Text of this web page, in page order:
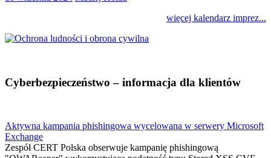
więcej kalendarz imprez...
Cyberbezpieczeństwo – informacja dla klientów
Aktywna kampania phishingowa wycelowana w serwery Microsoft
Exchange
Zespół CERT Polska obserwuje kampanię phishingową